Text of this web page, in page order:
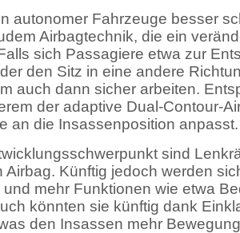
autonomer Fahrzeuge besser
Airbagtechnik, die ein
sich Passagiere etwa zur
den Sitz in eine andere
auch dann sicher arbeiten.
der adaptive Dual-Contour-
an die Insassenposition anpasst.
sind
Airbag. Künftig jedoch werden
mehr Funktionen wie etwa
könnten sie künftig dank
den Insassen mehr